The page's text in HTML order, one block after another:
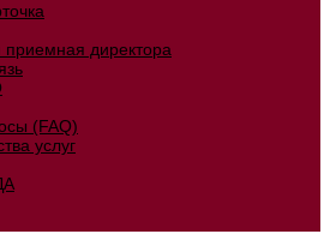
приемная директора
(FAQ)
услуг